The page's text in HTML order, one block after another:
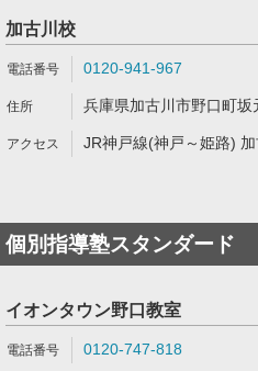
加古川校
0120-941-967
兵庫県加古川市野口町
JR神戸線(神戸～姫路)
個別指導塾スタンダード
イオンタウン野口教室
0120-747-818